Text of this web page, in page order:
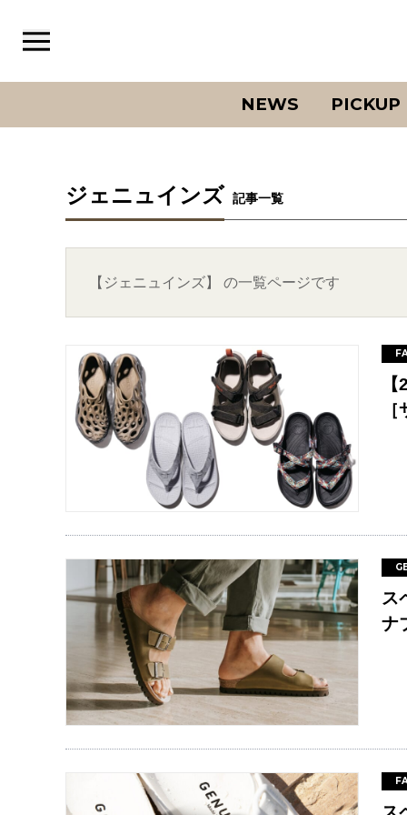
NEWS PICKUP
ジェニュインズ 記事一覧
【ジェニュインズ】 の一覧ページです
ス
ナ